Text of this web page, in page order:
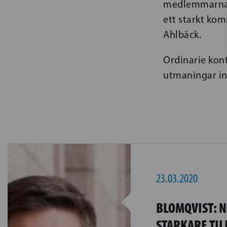
ett starkt
Ahlbäck.
Ordinarie
utmaningar
23.03.2020
BLOMQVIST: